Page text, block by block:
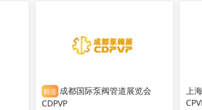
精选 成都国际泵阀管道展览会
CDPVP
上